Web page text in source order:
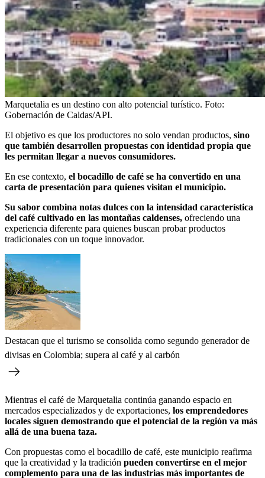
Marquetalia es un destino con alto potencial turístico. Foto:
Gobernación de Caldas/API.
El objetivo es que los productores no solo vendan productos, sino
que también desarrollen propuestas con identidad propia que
les permitan llegar a nuevos consumidores.
En ese contexto, el bocadillo de café se ha convertido en una
carta de presentación para quienes visitan el municipio.
Su sabor combina notas dulces con la intensidad característica
del café cultivado en las montañas caldenses, ofreciendo una
experiencia diferente para quienes buscan probar productos
tradicionales con un toque innovador.
Destacan que el turismo se consolida como segundo generador de
divisas en Colombia; supera al café y al carbón
Mientras el café de Marquetalia continúa ganando espacio en
mercados especializados y de exportaciones, los emprendedores
locales siguen demostrando que el potencial de la región va más
allá de una buena taza.
Con propuestas como el bocadillo de café, este municipio reafirma
que la creatividad y la tradición pueden convertirse en el mejor
complemento para una de las industrias más importantes de